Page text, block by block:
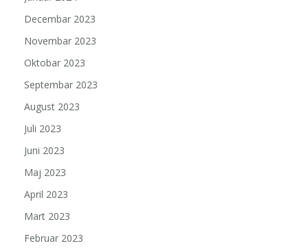
Decembar 2023
Novembar 2023
Oktobar 2023
Septembar 2023
August 2023
Juli 2023
Juni 2023
Maj 2023
April 2023
Mart 2023
Februar 2023